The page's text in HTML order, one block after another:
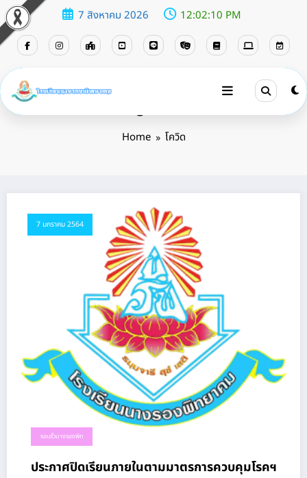
7 สิงหาคม 2026 12:02:10 PM
Home โควิด
7 มกราคม 2564
รอบรั้วนางรองพิท
ประกาศปิดเรียนภายในตามมาตรการควบคุมโรคฯ